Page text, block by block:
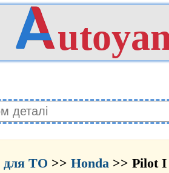
для ТО >> Honda >> Pilot I